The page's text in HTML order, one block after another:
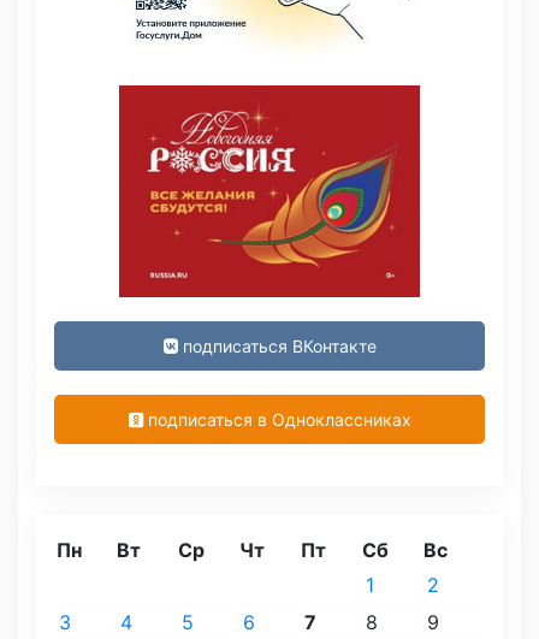
подписаться ВКонтакте
подписаться в Одноклассниках
Пн Вт Ср Чт Пт Сб Вс
1
2
3
4 5 6 7 8
9